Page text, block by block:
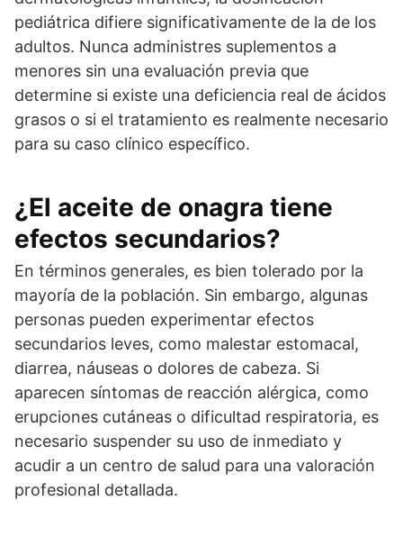
pediátrica difiere significativamente de la de los
adultos. Nunca administres suplementos a
menores sin una evaluación previa que
determine si existe una deficiencia real de ácidos
grasos o si el tratamiento es realmente necesario
para su caso clínico específico.
¿El aceite de onagra tiene
efectos secundarios?
En términos generales, es bien tolerado por la
mayoría de la población. Sin embargo, algunas
personas pueden experimentar efectos
secundarios leves, como malestar estomacal,
diarrea, náuseas o dolores de cabeza. Si
aparecen síntomas de reacción alérgica, como
erupciones cutáneas o dificultad respiratoria, es
necesario suspender su uso de inmediato y
acudir a un centro de salud para una valoración
profesional detallada.